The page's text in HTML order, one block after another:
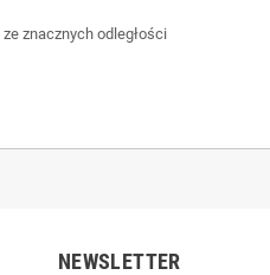
znacznych odległości
NEWSLETTER